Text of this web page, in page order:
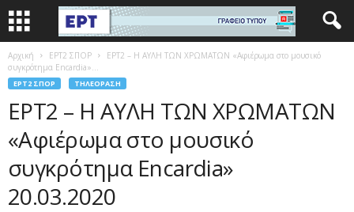
Αρχική EΡΤ2 ΣΠΟΡ
ΕΡΤ2 – Η ΑΥΛΗ ΤΩΝ ΧΡΩΜΑΤΩΝ «Αφιέρωμα στο μουσικό
συγκρότημα Encardia»...
EΡΤ2 ΣΠΟΡ ΤΗΛΕΌΡΑΣΗ
ΕΡΤ2 – Η ΑΥΛΗ ΤΩΝ ΧΡΩΜΑΤΩΝ
«Αφιέρωμα στο μουσικό
συγκρότημα Encardia»
20.03.2020